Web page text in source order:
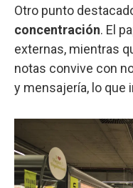
Otro punto
concentración. El
externas, mientras
notas convive con
y mensajería, lo que